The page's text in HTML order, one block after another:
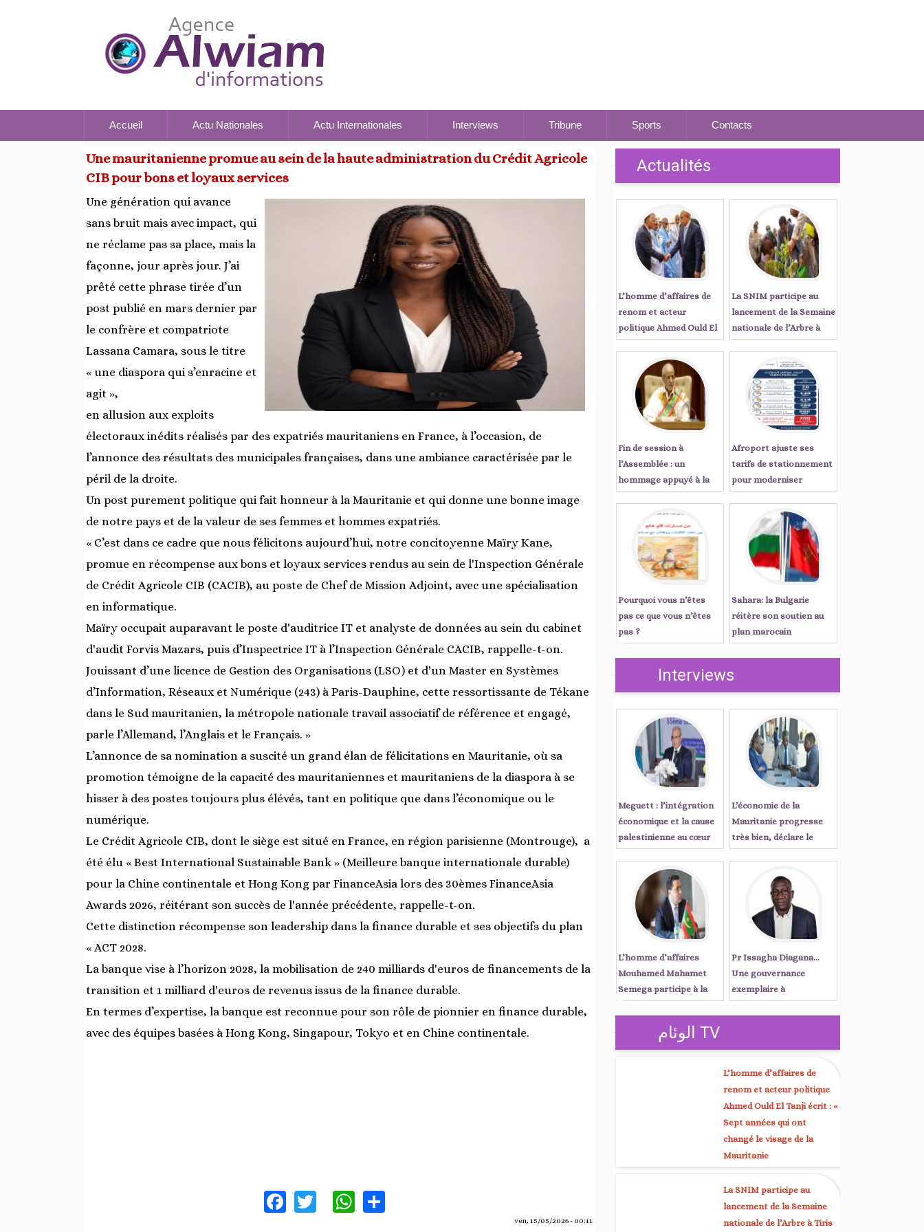
Accueil Actu Nationales Actu Internationales Interviews Tribune Sports Contacts
Une mauritanienne promue au sein de la haute administration du Crédit Agricole
CIB pour bons et loyaux services
Une génération qui avance
sans bruit mais avec impact, qui
ne réclame pas sa place, mais la
façonne, jour après jour. J’ai
prêté cette phrase tirée d’un
post publié en mars dernier par
le confrère et compatriote
Lassana Camara, sous le titre
« une diaspora qui s’enracine et
agit »,
en allusion aux exploits
électoraux inédits réalisés par des expatriés mauritaniens en France, à l’occasion, de
l’annonce des résultats des municipales françaises, dans une ambiance caractérisée par le
péril de la droite.
Un post purement politique qui fait honneur à la Mauritanie et qui donne une bonne image
de notre pays et de la valeur de ses femmes et hommes expatriés.
« C’est dans ce cadre que nous félicitons aujourd’hui, notre concitoyenne Maïry Kane,
promue en récompense aux bons et loyaux services rendus au sein de l'Inspection Générale
de Crédit Agricole CIB (CACIB), au poste de Chef de Mission Adjoint, avec une spécialisation
en informatique.
Maïry occupait auparavant le poste d'auditrice IT et analyste de données au sein du cabinet
d'audit Forvis Mazars, puis d’Inspectrice IT à l’Inspection Générale CACIB, rappelle-t-on.
Jouissant d’une licence de Gestion des Organisations (LSO) et d'un Master en Systèmes
d’Information, Réseaux et Numérique (243) à Paris-Dauphine, cette ressortissante de Tékane
dans le Sud mauritanien, la métropole nationale travail associatif de référence et engagé,
parle l’Allemand, l’Anglais et le Français. »
L’annonce de sa nomination a suscité un grand élan de félicitations en Mauritanie, où sa
promotion témoigne de la capacité des mauritaniennes et mauritaniens de la diaspora à se
hisser à des postes toujours plus élévés, tant en politique que dans l’économique ou le
numérique.
Le Crédit Agricole CIB, dont le siège est situé en France, en région parisienne (Montrouge), a
été élu « Best International Sustainable Bank » (Meilleure banque internationale durable)
pour la Chine continentale et Hong Kong par FinanceAsia lors des 30èmes FinanceAsia
Awards 2026, réitérant son succès de l'année précédente, rappelle-t-on.
Cette distinction récompense son leadership dans la finance durable et ses objectifs du plan
« ACT 2028.
La banque vise à l’horizon 2028, la mobilisation de 240 milliards d'euros de financements de la
transition et 1 milliard d'euros de revenus issus de la finance durable.
En termes d’expertise, la banque est reconnue pour son rôle de pionnier en finance durable,
avec des équipes basées à Hong Kong, Singapour, Tokyo et en Chine continentale.
Facebook
TwitterWhatsApp
ven, 15/05/2026 - 00:11
Actualités
L’homme d’affaires de
renom et acteur
politique Ahmed Ould El
années qui ont changé le
visage de la Mauritanie
La SNIM participe au
lancement de la Semaine
nationale de l’Arbre à
Fin de session à
l’Assemblée : un
hommage appuyé à la
Afroport ajuste ses
tarifs de stationnement
pour moderniser
Nouakchott
Pourquoi vous n’êtes
pas ce que vous n’êtes
pas ?
Sahara: la Bulgarie
réitère son soutien au
plan marocain
Interviews
Meguett : l’intégration
économique et la cause
palestinienne au cœur
parlementaire islamique
L’économie de la
Mauritanie progresse
très bien, déclare le
L’homme d’affaires
Mouhamed Mahamet
Semega participe à la
sénégalais, présidée par
les Premiers ministres
Pr Issagha Diagana…
Une gouvernance
exemplaire à
الوئام TV
L’homme d’affaires de
renom et acteur politique
Ahmed Ould El Tanji écrit : «
Sept années qui ont
changé le visage de la
Mauritanie
La SNIM participe au
lancement de la Semaine
nationale de l’Arbre à Tiris